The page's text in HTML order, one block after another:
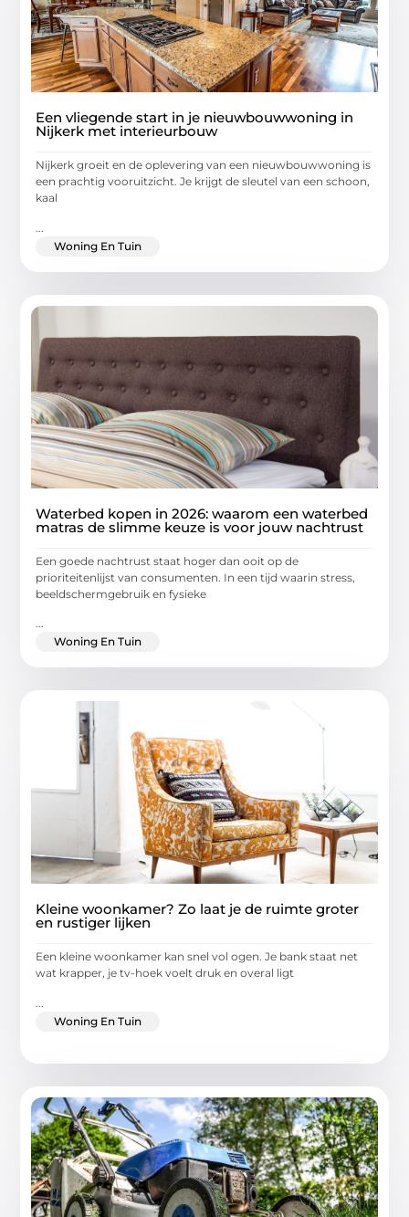
Een vliegende start in je nieuwbouwwoning in
Nijkerk met interieurbouw
Nijkerk groeit en de oplevering van een nieuwbouwwoning is
een prachtig vooruitzicht. Je krijgt de sleutel van een schoon,
kaal
Woning En Tuin
Waterbed kopen in 2026: waarom een waterbed
matras de slimme keuze is voor jouw nachtrust
Een goede nachtrust staat hoger dan ooit op de
prioriteitenlijst van consumenten. In een tijd waarin stress,
beeldschermgebruik en fysieke
...
Woning En Tuin
Kleine woonkamer? Zo laat je de ruimte groter
en rustiger lijken
Een kleine woonkamer kan snel vol ogen. Je bank staat net
wat krapper, je tv-hoek voelt druk en overal ligt
Woning En Tuin